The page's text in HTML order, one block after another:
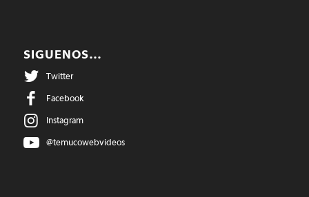
SIGUENOS…
Twitter
Facebook
Instagram
@temucowebvideos